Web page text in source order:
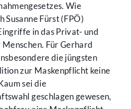
Wie
Susanne Fürst (FPÖ)
in das Privat- und
Für Gerhard
die jüngsten
zur Maskenpflicht keine
sei die
geschlagen gewesen,